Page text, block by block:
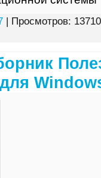
| Просмотров:
для